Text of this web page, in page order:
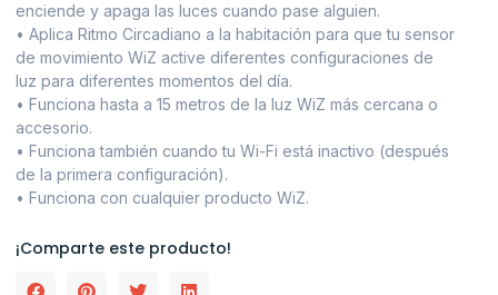
enciende y apaga las luces cuando pase alguien.
• Aplica Ritmo Circadiano a la habitación para que tu sensor
de movimiento WiZ active diferentes configuraciones de
luz para diferentes momentos del día.
• Funciona hasta a 15 metros de la luz WiZ más cercana o
accesorio.
• Funciona también cuando tu Wi-Fi está inactivo (después
de la primera configuración).
• Funciona con cualquier producto WiZ.
¡Comparte este producto!